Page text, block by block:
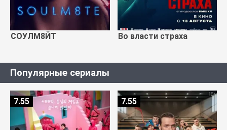
СОУЛМ8ЙТ Во власти страха
Популярные сериалы
7.55 7.55